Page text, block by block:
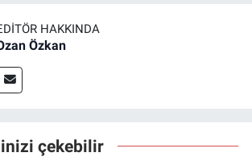
HAKKINDA
Özkan
çekebilir